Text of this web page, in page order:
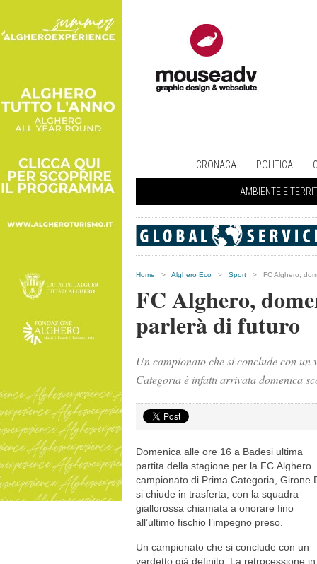
CRONACA POLITICA
AMBIENTE E
Home > Alghero Eco > Sport > FC Alghero,
FC Alghero,
parlerà di futuro
Un campionato che si conclude con
Categoria è infatti arrivata domenica
Domenica alle ore 16 a Badesi ultima
partita della stagione per la FC Alghero.
campionato di Prima Categoria, Girone
si chiude in trasferta, con la squadra
giallorossa chiamata a onorare fino
all’ultimo fischio l’impegno preso.
Un campionato che si conclude con un
verdetto già definito. La retrocessione in